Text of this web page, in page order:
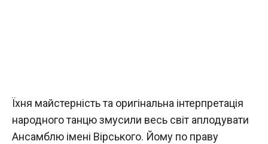
Їхня майстерність та оригінальна інтерпретація
народного танцю змусили весь світ аплодувати
Ансамблю імені Вірського. Йому по праву